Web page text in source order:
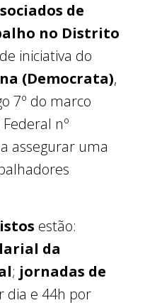
de
no Distrito
iniciativa do
(Democrata),
7º do marco
nº
assegurar uma
estão:
da
; jornadas de
dia e 44h por